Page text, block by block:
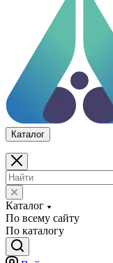
Каталог
По всему сайту
По каталогу
Войти
0
Сравнение
0
Избранное
0